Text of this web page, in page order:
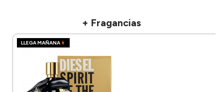
+ Fragancias
LLEGA MAÑANA